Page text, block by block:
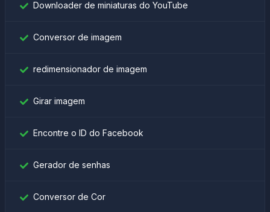
Downloader de miniaturas do YouTube
Conversor de imagem
redimensionador de imagem
Girar imagem
Encontre o ID do Facebook
Gerador de senhas
Conversor de Cor